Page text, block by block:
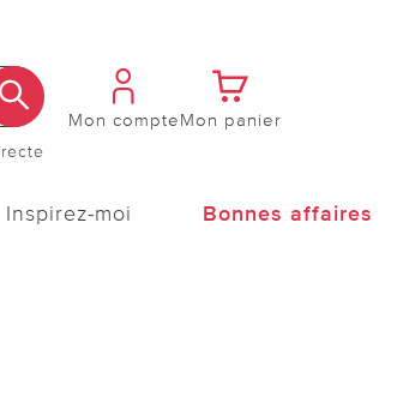
Mon compteMon panier
Inspirez-moi Bonnes affaires